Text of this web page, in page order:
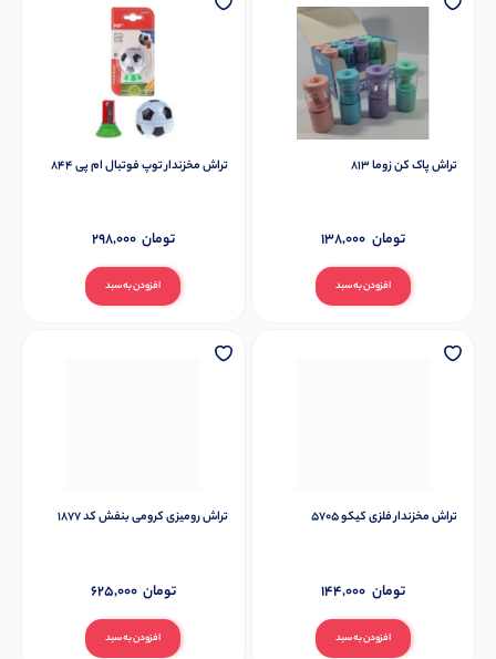
تراش پاک کن زوما 813
افزودن به سبد
138,000 تومان
تراش مخزندار توپ فوتبال ام پی 844
افزودن به سبد
298,000 تومان
تراش مخزندار فلزی کیکو 5705
افزودن به سبد
144,000 تومان
تراش رومیزی کرومی بنفش کد 1877
افزودن به سبد
625,000 تومان